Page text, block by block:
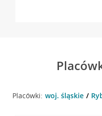
Placówki: woj. śląskie